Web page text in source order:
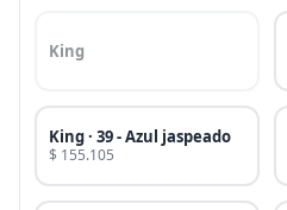
King
King · 39 - Azul jaspeado
$ 155.105